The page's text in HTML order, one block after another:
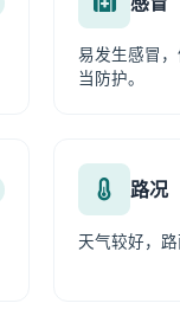
易发生感冒
当防护。
路况
天气较好，